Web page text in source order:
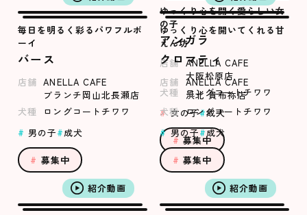
ゆっくり心を開く愛らしい女
の子
アンガラ
店舗 ANELLA CAFE
大阪松原店
犬種
ロングコートチワワ
女の子 成犬
募集中
毎日を明るく彩るパワフルボ
ーイ
バース
店舗 ANELLA CAFE
ブランチ岡山北長瀬店
犬種
ロングコートチワワ
男の子
成犬
募集中
ゆっくり心を開いてくれる甘
えん坊
クロマティ
店舗 ANELLA CAFE
浜北 貴布祢店
犬種 ロングコートチワワ
男の子 成犬
募集中
紹介動画 紹介動画